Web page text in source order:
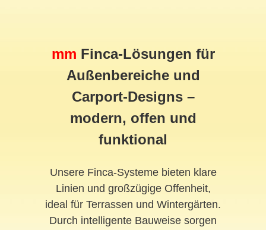
mm Finca-Lösungen für
Außenbereiche und
Carport-Designs –
modern, offen und
funktional
Unsere Finca-Systeme bieten klare
Linien und großzügige Offenheit,
ideal für Terrassen und Wintergärten.
Durch intelligente Bauweise sorgen